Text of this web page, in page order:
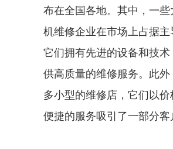
布在全国各地。其中，一些
机维修企业在市场上占据主
它们拥有先进的设备和技术
供高质量的维修服务。此外
多小型的维修店，它们以价
便捷的服务吸引了一部分客